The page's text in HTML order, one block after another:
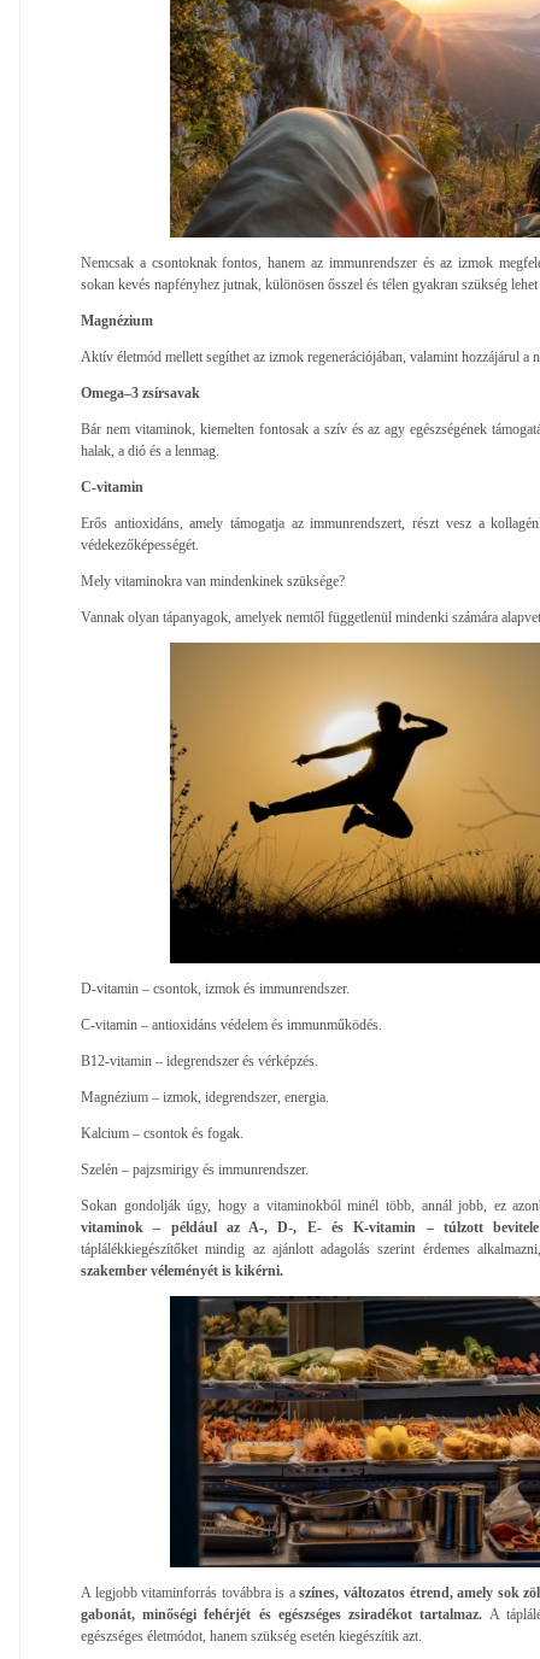
Nemcsak a csontoknak fontos, hanem az immunrendszer és az izmok
sokan kevés napfényhez jutnak, különösen ősszel és télen gyakran szükség
Magnézium
Aktív életmód mellett segíthet az izmok regenerációjában, valamint hozzájárul a
Omega–3 zsírsavak
Bár nem vitaminok, kiemelten fontosak a szív és az agy egészségének
halak, a dió és a lenmag.
C-vitamin
Erős antioxidáns, amely támogatja az immunrendszert, részt vesz a
védekezőképességét.
Mely vitaminokra van mindenkinek szüksége?
Vannak olyan tápanyagok, amelyek nemtől függetlenül mindenki számára
D-vitamin – csontok, izmok és immunrendszer.
C-vitamin – antioxidáns védelem és immunműködés.
B12-vitamin – idegrendszer és vérképzés.
Magnézium – izmok, idegrendszer, energia.
Kalcium – csontok és fogak.
Szelén – pajzsmirigy és immunrendszer.
Sokan gondolják úgy, hogy a vitaminokból minél több, annál jobb, ez
vitaminok – például az A-, D-, E- és K-vitamin – túlzott
táplálékkiegészítőket mindig az ajánlott adagolás szerint érdemes
szakember véleményét is kikérni.
A legjobb vitaminforrás továbbra is aszínes, változatos étrend, amely sok
gabonát, minőségi fehérjét és egészséges zsiradékot tartalmaz. A
egészséges életmódot, hanem szükség esetén kiegészítik azt.